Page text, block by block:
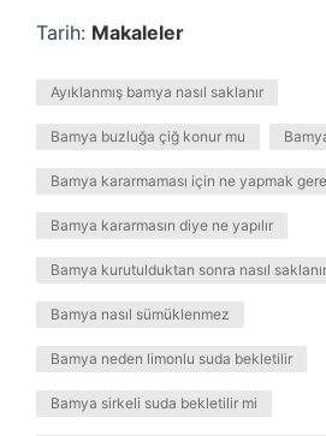
Tarih: Makaleler
Ayıklanmış bamya nasıl saklanır
Bamya buzluğa çiğ konur mu
Bamya kararmaması için ne yapmak
Bamya kararmasın diye ne yapılır
Bamya kurutulduktan sonra nasıl saklanır
Bamya nasıl sümüklenmez
Bamya neden limonlu suda bekletilir
Bamya sirkeli suda bekletilir mi